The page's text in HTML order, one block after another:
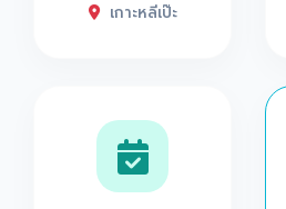
เกาะหลีเป๊ะ